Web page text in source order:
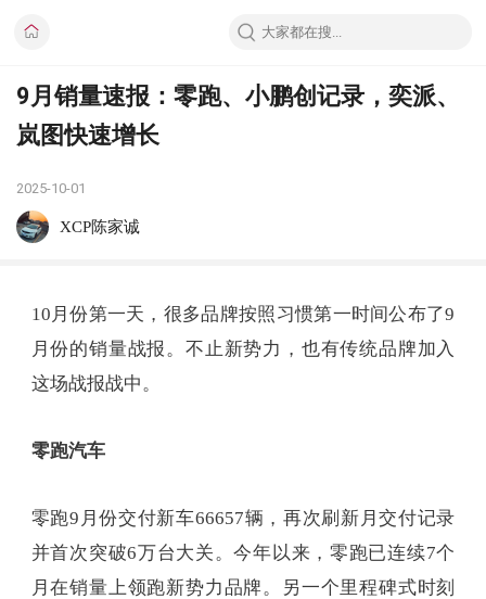
9月销量速报：零跑、小鹏创记录，奕派、
岚图快速增长
2025-10-01
XCP陈家诚
10月份第一天，很多品牌按照习惯第一时间公布了9
月份的销量战报。不止新势力，也有传统品牌加入
这场战报战中。
零跑汽车
零跑9月份交付新车66657辆，再次刷新月交付记录
并首次突破6万台大关。今年以来，零跑已连续7个
月在销量上领跑新势力品牌。另一个里程碑式时刻